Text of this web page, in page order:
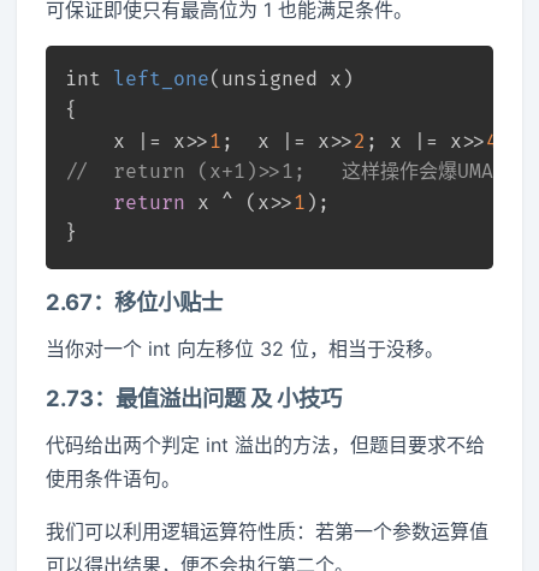
可保证即使只有最高位为 1 也能满足条件。
int left_one( unsigned x)
{
	x |= x>>
1 ;  x |= x>>2 ; x |= x>>4
//	return (x+1)>>1;   这样操作会爆UMAX！
return x ^ (x>>1 );
}
2.67：移位小贴士
当你对一个 int 向左移位 32 位，相当于没移。
2.73：最值溢出问题 及 小技巧
代码给出两个判定 int 溢出的方法，但题目要求不给
使用条件语句。
我们可以利用逻辑运算符性质：若第一个参数运算值
可以得出结果，便不会执行第二个。